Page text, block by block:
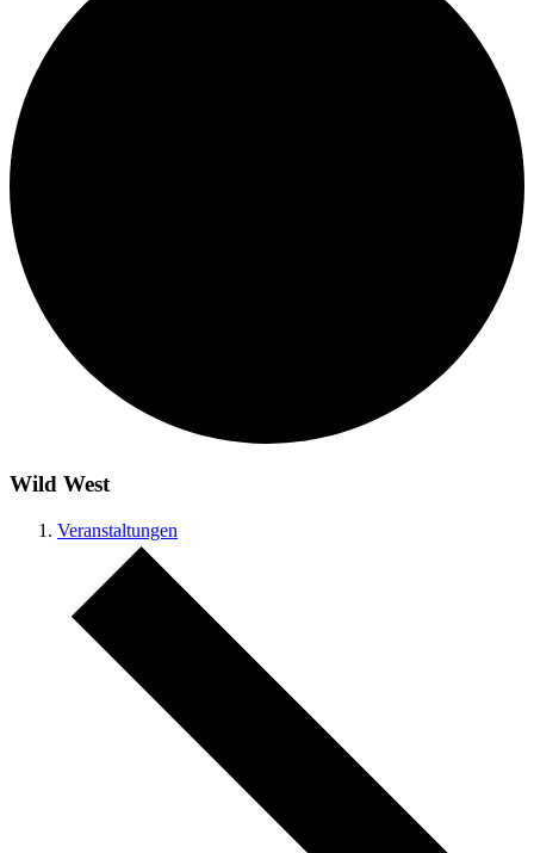
Wild West
Veranstaltungen